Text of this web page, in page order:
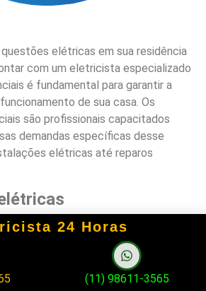
elétricas em sua residência
com um eletricista especializado
é fundamental para garantir a
de sua casa. Os
são profissionais capacitados
demandas específicas desse
elétricas até reparos
em Vila Euclides são
instalações elétricas seguras e
que todos os sistemas elétricos de
conformidade com as normas de
24 Horas
(11) 98611-3565